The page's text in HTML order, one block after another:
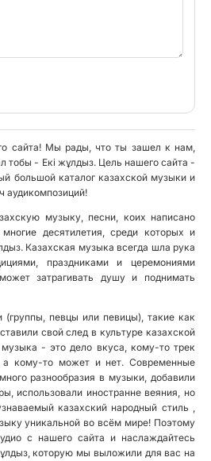
сайта! Мы рады, что ты зашел к нам,
тобы - Екі жұлдыз. Цель нашего сайта -
большой каталог казахской музыки и
аудикомпозиций!
музыку, песни, коих написано
десятилетия, среди которых и
Казахская музыка всегда шла рука
праздниками и церемониями
затрагивать душу и поднимать
(группы, певцы или певицы), такие как
свой след в культуре казахской
- это дело вкуса, кому-то трек
а кому-то может и нет. Современные
разнообразия в музыки, добавили
использовали иностранне веяния, но
казахский народный стиль ,
уникальной во всём мире! Поэтому
с нашего сайта и наслаждайтесь
которую мы выложили для вас на